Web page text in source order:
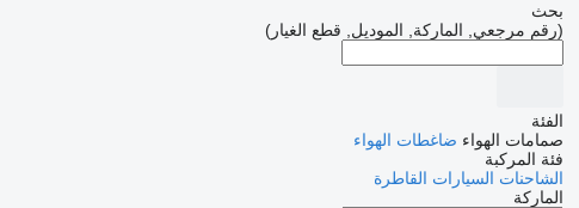
بحث
(رقم مرجعي, الماركة, الموديل, قطع الغيار)
الفئة
صمامات الهواء ضاغطات الهواء
فئة المركبة
الشاحنات السيارات القاطرة
الماركة